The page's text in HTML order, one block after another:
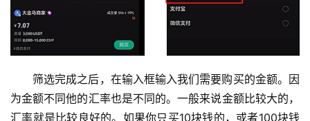
圈
新
闻
情
分
筛选完成之后，在输入框输入我们需要购买的金额。因
为金额不同他的汇率也是不同的。一般来说金额比较大的，
汇率就是比较良好的。如果你只买10块钱的，或者100块钱